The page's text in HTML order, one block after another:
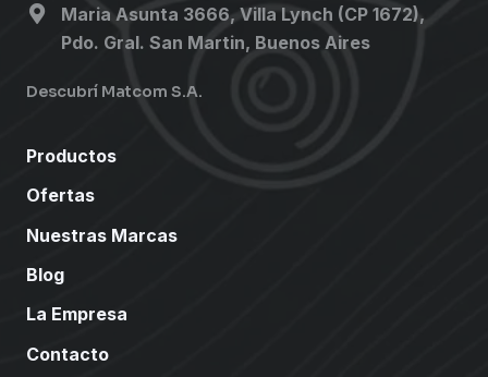
Maria Asunta 3666, Villa Lynch (CP 1672),
Pdo. Gral. San Martin, Buenos Aires
Descubrí Matcom S.A.
Productos
Ofertas
Nuestras Marcas
Blog
La Empresa
Contacto